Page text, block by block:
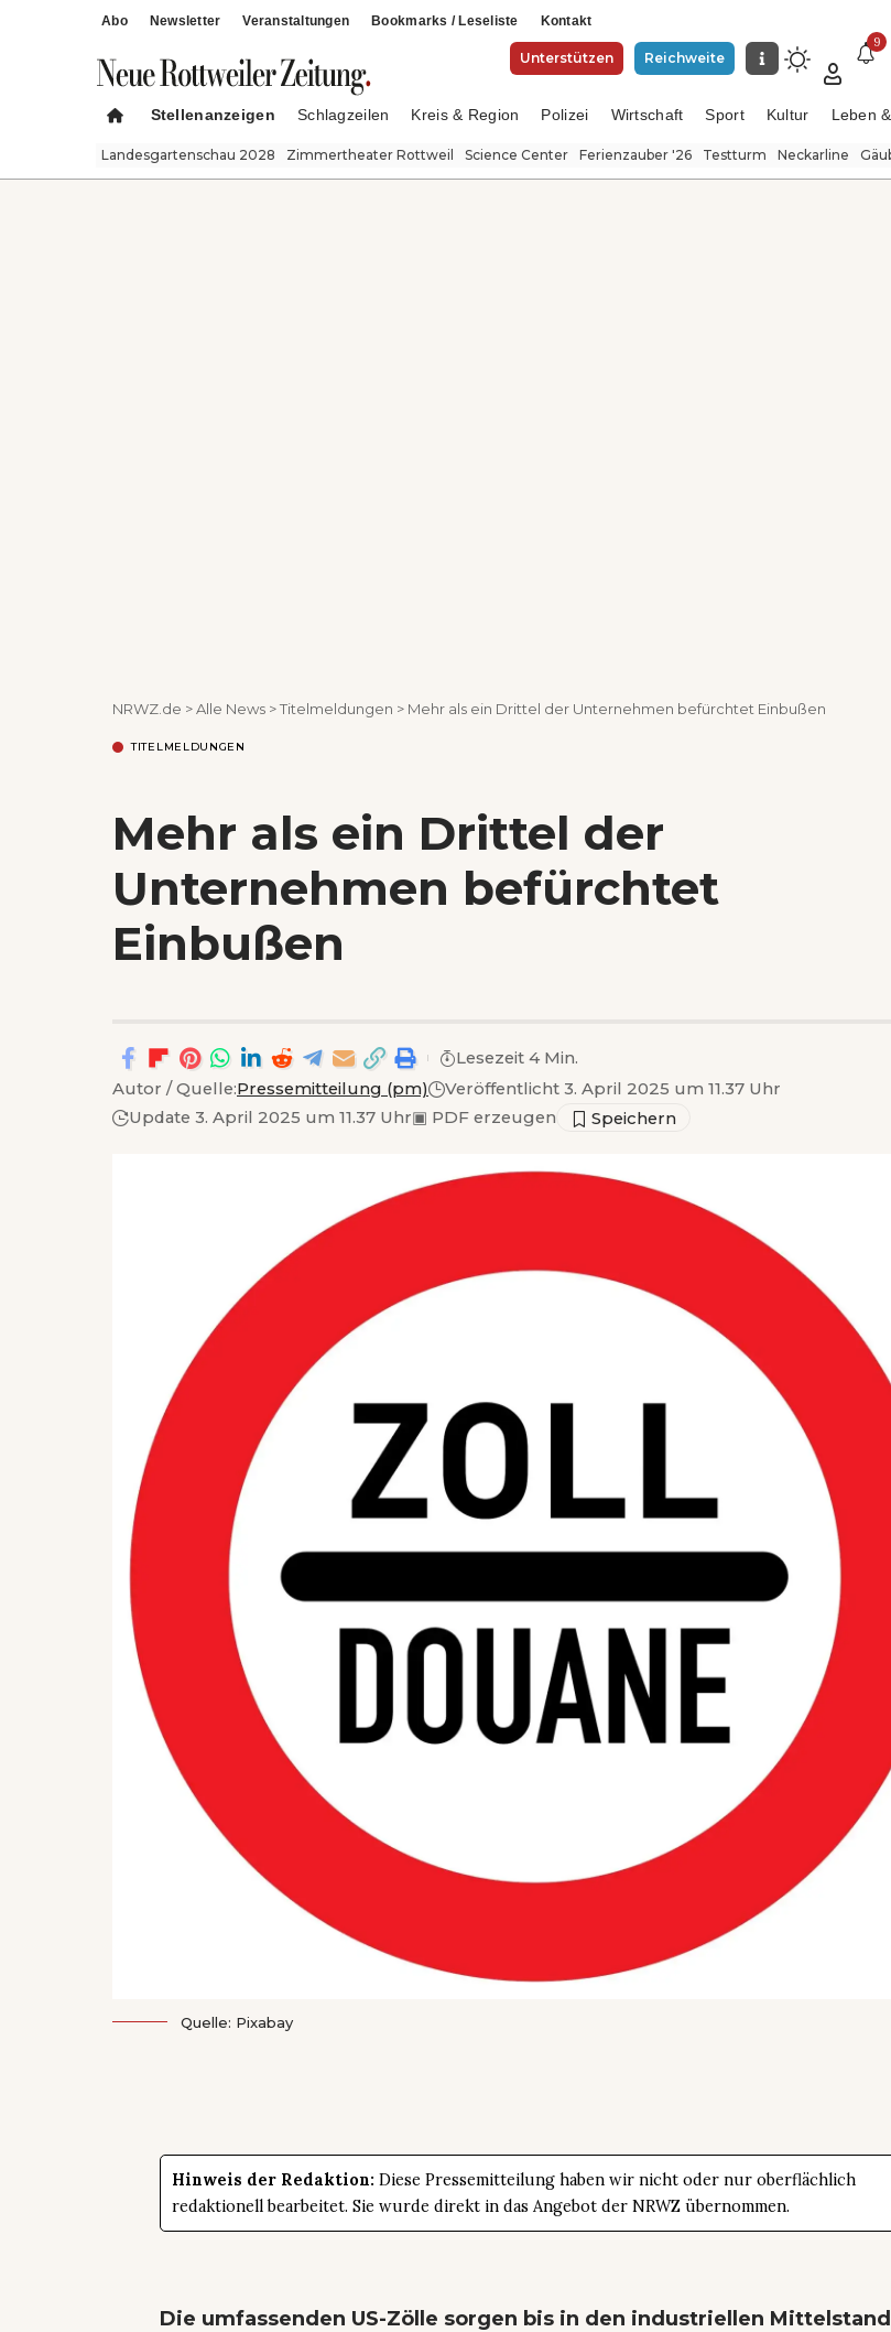
Abo Newsletter Veranstaltungen Bookmarks / Leseliste Kontakt
Unterstützen Reichweite
9
Stellenanzeigen Schlagzeilen Kreis & Region Polizei Wirtschaft Sport Kultur Leben
Landesgartenschau 2028 Zimmertheater Rottweil Science Center Ferienzauber '26 Testturm Neckarline
NRWZ.de >Alle News >Titelmeldungen > Mehr als ein Drittel der Unternehmen befürchtet Einbußen
TITELMELDUNGEN
Mehr als ein Drittel der
Unternehmen befürchtet
Einbußen
Autor / Quelle:Pressemitteilung (pm)
Veröffentlicht 3. April 2025 um 11.37 Uhr
Update 3. April 2025 um 11.37 Uhr▣ PDF erzeugen
Lesezeit 4 Min.
Quelle: Pixabay
Hinweis der Redaktion: Diese Pressemitteilung haben wir nicht oder nur oberflächlich
redaktionell bearbeitet. Sie wurde direkt in das Angebot der NRWZ übernommen.
Die umfassenden US-Zölle sorgen bis in den industriellen Mittelstand